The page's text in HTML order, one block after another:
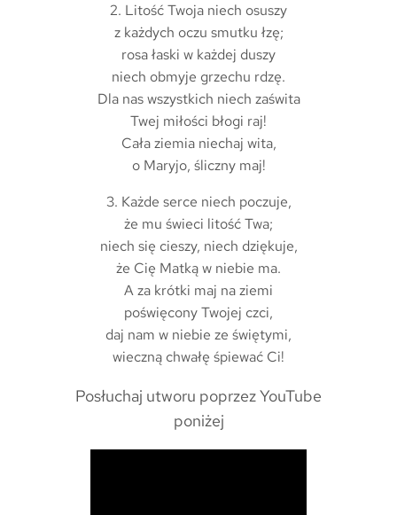
2. Litość Twoja niech osuszy
z każdych oczu smutku łzę;
rosa łaski w każdej duszy
niech obmyje grzechu rdzę.
Dla nas wszystkich niech zaświta
Twej miłości błogi raj!
Cała ziemia niechaj wita,
o Maryjo, śliczny maj!
3. Każde serce niech poczuje,
że mu świeci litość Twa;
niech się cieszy, niech dziękuje,
że Cię Matką w niebie ma.
A za krótki maj na ziemi
poświęcony Twojej czci,
daj nam w niebie ze świętymi,
wieczną chwałę śpiewać Ci!
Posłuchaj utworu poprzez YouTube
poniżej